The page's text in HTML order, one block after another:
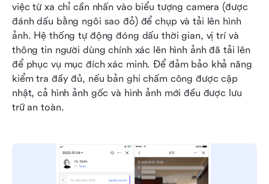
việc từ xa chỉ cần nhấn vào biểu tượng camera (được
đánh dấu bằng ngôi sao đỏ) để chụp và tải lên hình
ảnh. Hệ thống tự động đóng dấu thời gian, vị trí và
thông tin người dùng chính xác lên hình ảnh đã tải lên
để phục vụ mục đích xác minh. Để đảm bảo khả năng
kiểm tra đầy đủ, nếu bản ghi chấm công được cập
nhật, cả hình ảnh gốc và hình ảnh mới đều được lưu
trữ an toàn.